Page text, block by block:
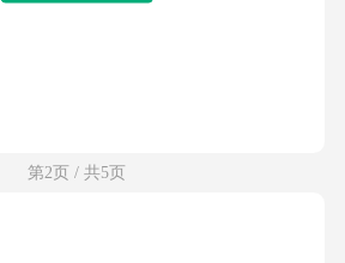
第2页 / 共5页